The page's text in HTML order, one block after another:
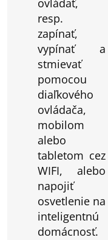
ovládať,
resp.
zapínať,
vypínať a
stmievať
pomocou
diaľkového
ovládača,
mobilom
alebo
tabletom cez
WIFI, alebo
napojiť
osvetlenie na
inteligentnú
domácnosť.